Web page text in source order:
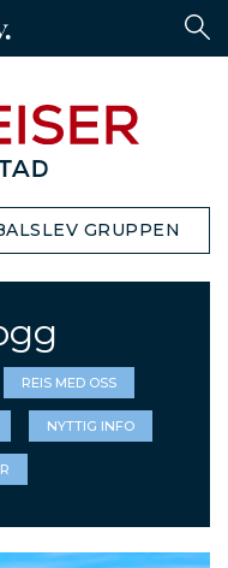
GRUPPEN
REIS MED OSS
NYTTIG INFO